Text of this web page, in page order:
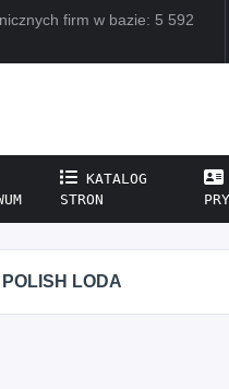
firm w bazie: 5 592
KATALOG
STRON
LODA